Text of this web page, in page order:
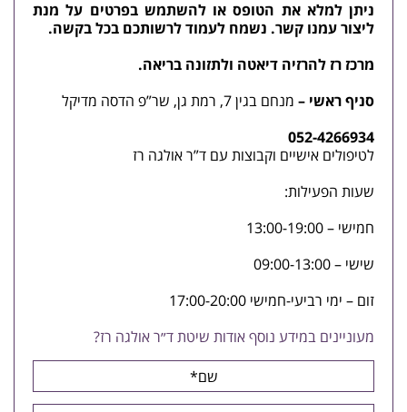
ניתן למלא את הטופס או להשתמש בפרטים על מנת
ליצור עמנו קשר. נשמח לעמוד לרשותכם בכל בקשה.
מרכז רז להרזיה דיאטה ולתזונה בריאה.
סניף ראשי – מנחם בגין 7, רמת גן, שר”פ הדסה מדיקל
052-4266934
לטיפולים אישיים וקבוצות עם ד”ר אולגה רז
שעות הפעילות:
חמישי – 13:00-19:00
שישי – 09:00-13:00
זום – ימי רביעי-חמישי 17:00-20:00
מעוניינים במידע נוסף אודות שיטת ד״ר אולגה רז?